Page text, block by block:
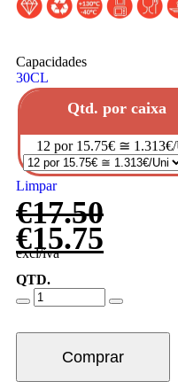
Capacidades
30CL
Qtd. por caixa
12 por 15.75€ ≅
Limpar
€17.50
€15.75
excl/iva
QTD.
Comprar